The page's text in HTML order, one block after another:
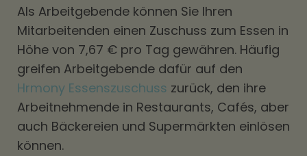
Als Arbeitgebende können Sie Ihren
Mitarbeitenden einen Zuschuss zum Essen in
Höhe von 7,67 € pro Tag gewähren. Häufig
greifen Arbeitgebende dafür auf den
Hrmony Essenszuschuss zurück, den ihre
Arbeitnehmende in Restaurants, Cafés, aber
auch Bäckereien und Supermärkten einlösen
können.